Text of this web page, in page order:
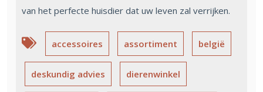
van het perfecte huisdier dat uw leven zal verrijken.
accessoires assortiment belgië
deskundig advies dierenwinkel